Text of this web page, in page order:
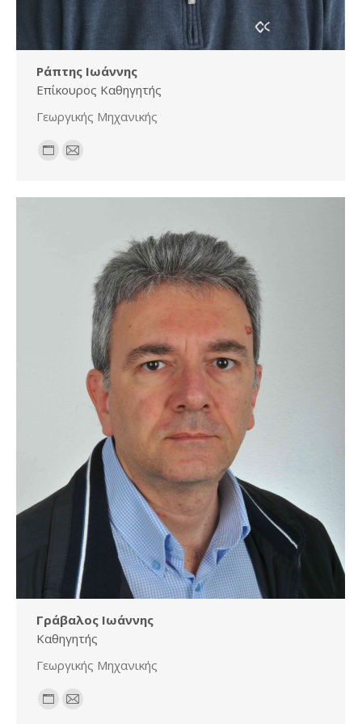
Ράπτης Ιωάννης
Επίκουρος Καθηγητής
Γεωργικής Μηχανικής
Personal
/
E-
Γράβαλος Ιωάννης
Καθηγητής
Γεωργικής Μηχανικής
Personal
E-